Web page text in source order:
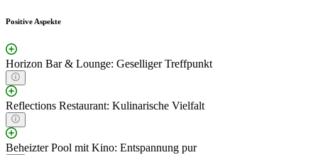
Positive Aspekte
Horizon Bar & Lounge: Geselliger Treffpunkt
Reflections Restaurant: Kulinarische Vielfalt
Beheizter Pool mit Kino: Entspannung pur